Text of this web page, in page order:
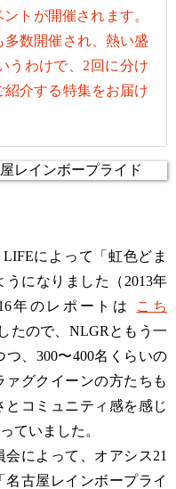
トが開催されます。
多数開催され、熱い盛
うわけで、2回に分け
介する特集をお届け
によって「虹色どま
になりました（2013年
年のレポートは
こち
たので、NLGRともう一
、300〜400名くらいの
グクイーンの方たちも
コミュニティ感を感じ
ていました。
によって、オアシス21
古屋レインボープライ